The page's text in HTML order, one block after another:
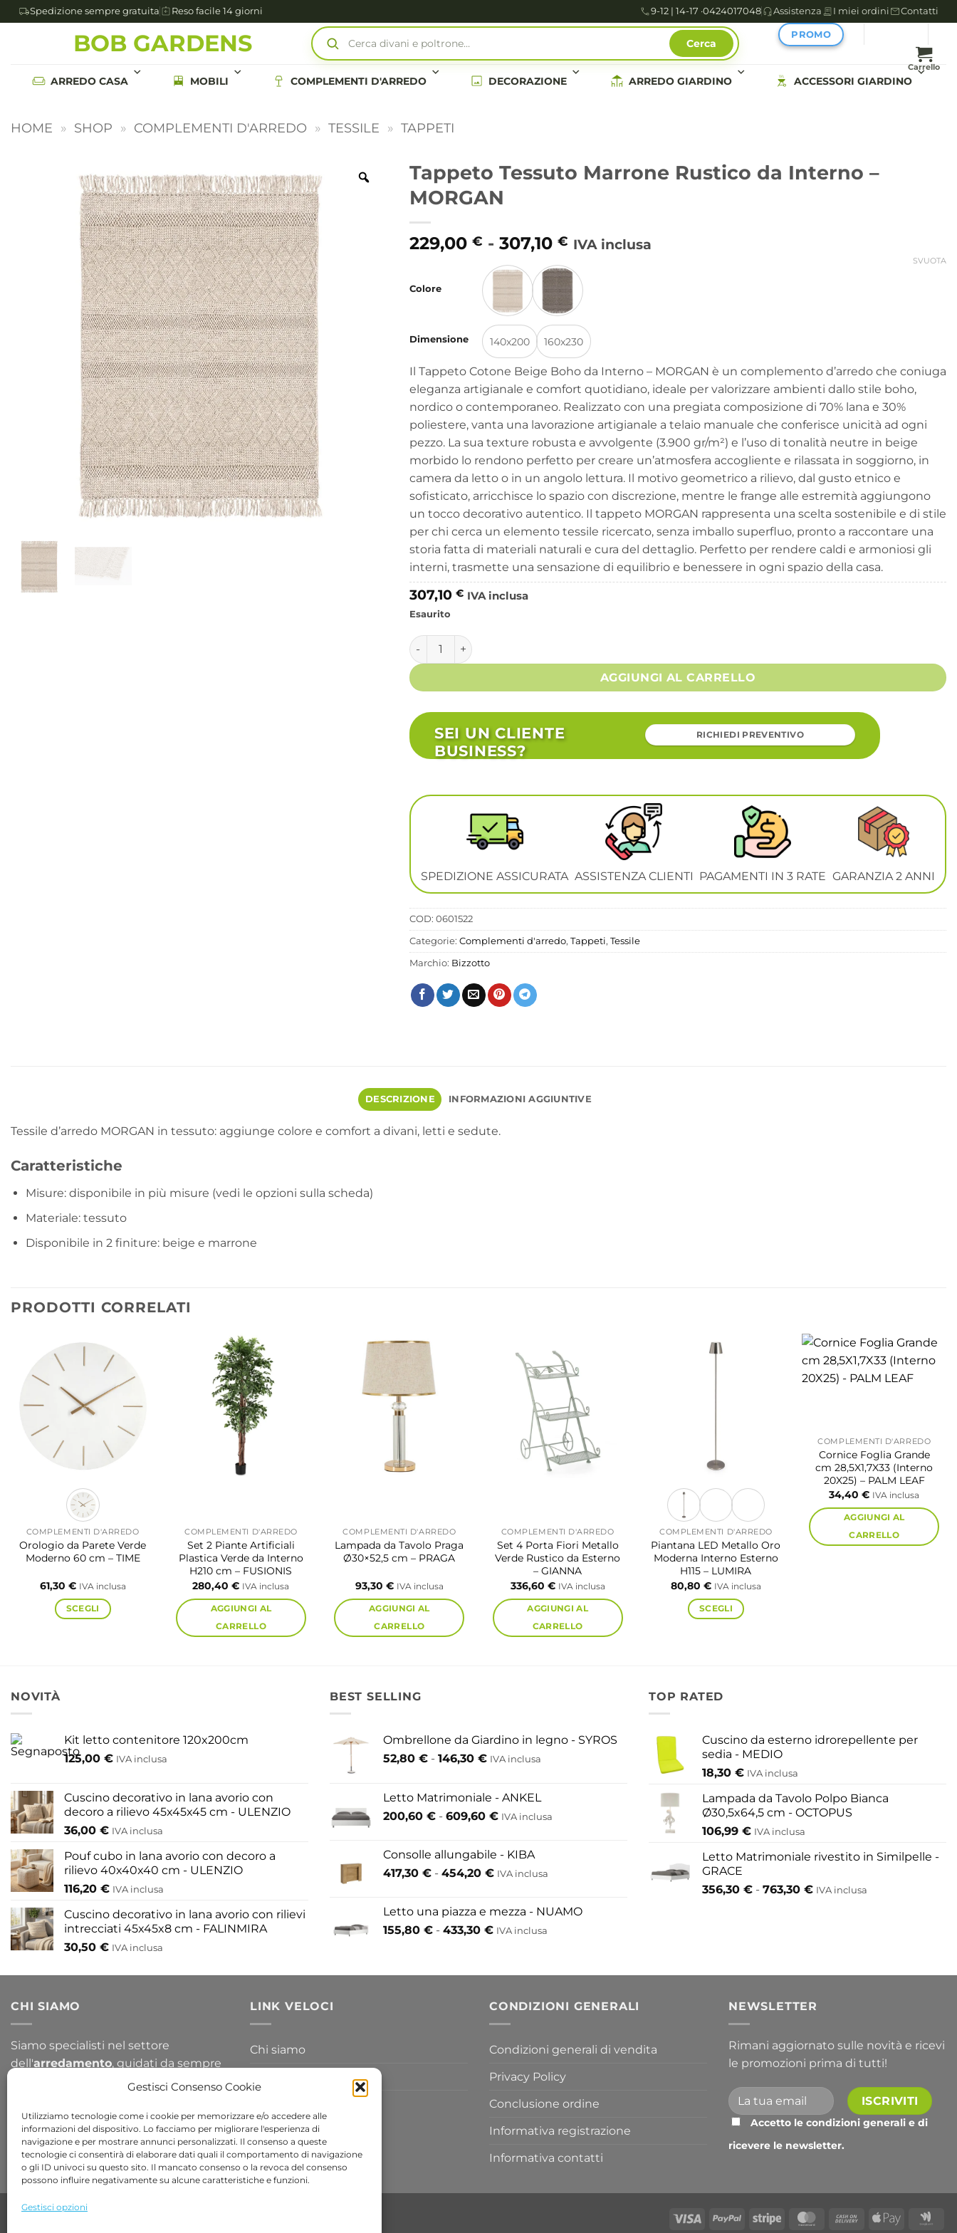
Gestisci Consenso Cookie
Utilizziamo tecnologie come i cookie per memorizzare e/o accedere alle
informazioni del dispositivo. Lo facciamo per migliorare l'esperienza di
navigazione e per mostrare annunci personalizzati. Il consenso a queste
tecnologie ci consentirà di elaborare dati quali il comportamento di navigazione
o gli ID univoci su questo sito. Il mancato consenso o la revoca del consenso
possono influire negativamente su alcune caratteristiche e funzioni.
Gestisci opzioni
Spedizione sempre gratuita Reso facile 14 giorni 9-12 | 14-17 ·0424017048 Assistenza I miei ordini Contatti
BOB GARDENS Cerca pergole bioclimatiche… Cerca
PROMO
Carrello
ARREDO CASA MOBILI COMPLEMENTI D'ARREDO DECORAZIONE ARREDO GIARDINO ACCESSORI GIARDINO
HOME » SHOP » COMPLEMENTI D'ARREDO » TESSILE » TAPPETI
Tappeto Tessuto Marrone Rustico da Interno –
MORGAN
229,00 € - 307,10 € Fascia
prezzo:
da
229,00 €
a
307,10 €
IVA inclusa
Colore
Dimensione 140x200 160x230
SVUOTA
Il Tappeto Cotone Beige Boho da Interno – MORGAN è un complemento d’arredo che coniuga
eleganza artigianale e comfort quotidiano, ideale per valorizzare ambienti dallo stile boho,
nordico o contemporaneo. Realizzato con una pregiata composizione di 70% lana e 30%
poliestere, vanta una lavorazione artigianale a telaio manuale che conferisce unicità ad ogni
pezzo. La sua texture robusta e avvolgente (3.900 gr/m²) e l’uso di tonalità neutre in beige
morbido lo rendono perfetto per creare un’atmosfera accogliente e rilassata in soggiorno, in
camera da letto o in un angolo lettura. Il motivo geometrico a rilievo, dal gusto etnico e
sofisticato, arricchisce lo spazio con discrezione, mentre le frange alle estremità aggiungono
un tocco decorativo autentico. Il tappeto MORGAN rappresenta una scelta sostenibile e di stile
per chi cerca un elemento tessile ricercato, senza imballo superfluo, pronto a raccontare una
storia fatta di materiali naturali e cura del dettaglio. Perfetto per rendere caldi e armoniosi gli
interni, trasmette una sensazione di equilibrio e benessere in ogni spazio della casa.
307,10 € IVA inclusa
Esaurito
Tappeto Tessuto Marrone Rustico da Interno - MORGAN quantità
AGGIUNGI AL CARRELLO
SEI UN CLIENTE
BUSINESS?
RICHIEDI PREVENTIVO
SPEDIZIONE ASSICURATA ASSISTENZA CLIENTI PAGAMENTI IN 3 RATE GARANZIA 2 ANNI
COD: 0601522
Categorie: Complementi d'arredo, Tappeti, Tessile
Marchio: Bizzotto
DESCRIZIONE INFORMAZIONI AGGIUNTIVE
Tessile d’arredo MORGAN in tessuto: aggiunge colore e comfort a divani, letti e sedute.
Caratteristiche
Misure: disponibile in più misure (vedi le opzioni sulla scheda)
Materiale: tessuto
Disponibile in 2 finiture: beige e marrone
PRODOTTI CORRELATI
COMPLEMENTI D'ARREDO
Orologio da Parete Verde
Moderno 60 cm – TIME
61,30 € IVA inclusa
SCEGLI
opzioni
possono
scelte
nella
pagina
prodotto
COMPLEMENTI D'ARREDO
Set 2 Piante Artificiali
Plastica Verde da Interno
H210 cm – FUSIONIS
280,40€ IVA inclusa
AGGIUNGI AL
CARRELLO
COMPLEMENTI D'ARREDO
Lampada da Tavolo Praga
Ø30×52,5 cm – PRAGA
93,30 € IVA inclusa
AGGIUNGI AL
CARRELLO
COMPLEMENTI D'ARREDO
Set 4 Porta Fiori Metallo
Verde Rustico da Esterno
– GIANNA
336,60 € IVA inclusa
AGGIUNGI AL
CARRELLO
COMPLEMENTI D'ARREDO
Piantana LED Metallo Oro
Moderna Interno Esterno
H115 – LUMIRA
80,80 € IVA inclusa
SCEGLI
più
opzioni
possono
essere
nella
pagina
del
prodotto
COMPLEMENTI D'ARREDO
Cornice Foglia Grande
cm 28,5X1,7X33 (Interno
20X25) – PALM LEAF
34,40€ IVA inclusa
AGGIUNGI AL
CARRELLO
NOVITÀ
Kit letto contenitore 120x200cm
125,00 € IVA inclusa
Cuscino decorativo in lana avorio con
decoro a rilievo 45x45x45 cm - ULENZIO
36,00 € IVA inclusa
Pouf cubo in lana avorio con decoro a
rilievo 40x40x40 cm - ULENZIO
116,20 € IVA inclusa
Cuscino decorativo in lana avorio con rilievi
intrecciati 45x45x8 cm - FALINMIRA
30,50 € IVA inclusa
BEST SELLING
Ombrellone da Giardino in legno - SYROS
52,80 € - 146,30 €Fascia
da
52,80 €
146,30 €
IVA inclusa
Letto Matrimoniale - ANKEL
200,60 € - 609,60 €Fascia
da
200,60 €
609,60 €
IVA inclusa
Consolle allungabile - KIBA
417,30 € - 454,20 €Fascia
da
417,30 €
IVA inclusa
Letto una piazza e mezza - NUAMO
155,80 € - 433,30 €Fascia
da
a
IVA inclusa
TOP RATED
Cuscino da esterno idrorepellente per
sedia - MEDIO
18,30 € IVA inclusa
Lampada da Tavolo Polpo Bianca
Ø30,5x64,5 cm - OCTOPUS
106,99 € IVA inclusa
Letto Matrimoniale rivestito in Similpelle -
GRACE
356,30 € - 763,30 €Fascia
763,30 €
IVA inclusa
CHI SIAMO
Siamo specialisti nel settore
dell'arredamento, guidati da sempre
per la passione del design. Arredare il
stato così semplice, dai un occhiata a
tutte le nostre collezioni!
LINK VELOCI
Chi siamo
CONDIZIONI GENERALI
Condizioni generali di vendita
Privacy Policy
Conclusione ordine
Informativa registrazione
Informativa contatti
NEWSLETTER
Rimani aggiornato sulle novità e ricevi
le promozioni prima di tutti!
Accetto le condizioni generali e di
ricevere le newsletter.
Visa PayPal Stripe MasterCard
Cash
Apple
Copyright 2026 ©